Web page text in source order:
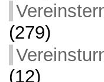
(279)
(12)